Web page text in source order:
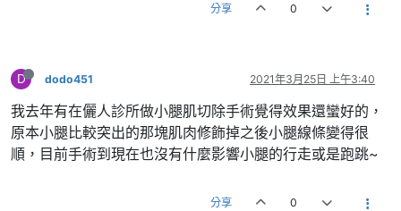
分享 0
D dodo451 2021年3月25日 上午3:40
我去年有在儷人診所做小腿肌切除手術覺得效果還蠻好的，
原本小腿比較突出的那塊肌肉修飾掉之後小腿線條變得很
順，目前手術到現在也沒有什麼影響小腿的行走或是跑跳~
分享 0